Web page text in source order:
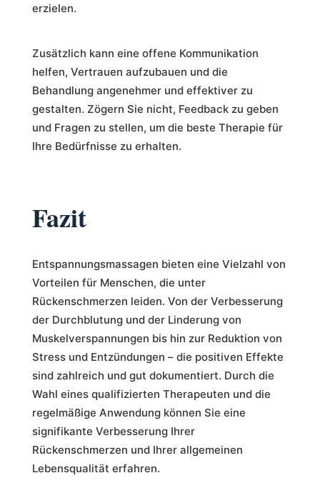
erzielen.
Zusätzlich kann eine offene Kommunikation
helfen, Vertrauen aufzubauen und die
Behandlung angenehmer und effektiver zu
gestalten. Zögern Sie nicht, Feedback zu geben
und Fragen zu stellen, um die beste Therapie für
Ihre Bedürfnisse zu erhalten.
Fazit
Entspannungsmassagen bieten eine Vielzahl von
Vorteilen für Menschen, die unter
Rückenschmerzen leiden. Von der Verbesserung
der Durchblutung und der Linderung von
Muskelverspannungen bis hin zur Reduktion von
Stress und Entzündungen – die positiven Effekte
sind zahlreich und gut dokumentiert. Durch die
Wahl eines qualifizierten Therapeuten und die
regelmäßige Anwendung können Sie eine
signifikante Verbesserung Ihrer
Rückenschmerzen und Ihrer allgemeinen
Lebensqualität erfahren.